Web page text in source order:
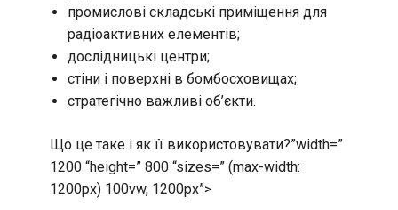
промислові складські приміщення для
радіоактивних елементів;
дослідницькі центри;
стіни і поверхні в бомбосховищах;
стратегічно важливі об’єкти.
Що це таке і як її використовувати?”width=”
1200 “height=” 800 “sizes=” (max-width:
1200px) 100vw, 1200px”>